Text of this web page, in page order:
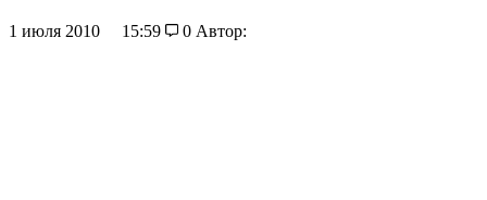
1 июля 2010 15:59 0 Автор: